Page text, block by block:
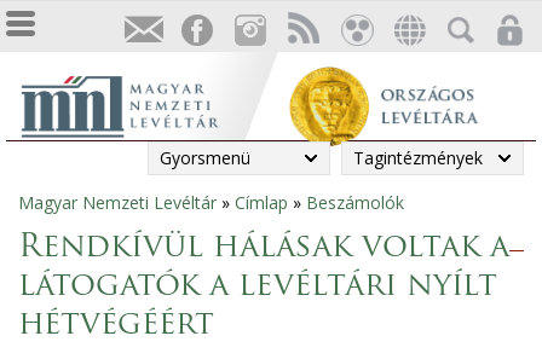
Gyorsmenü Tagintézmények
Jelenlegi
hely
Magyar Nemzeti Levéltár » Címlap » Beszámolók
Rendkívül hálásak voltak a
látogatók a levéltári nyílt
hétvégéért